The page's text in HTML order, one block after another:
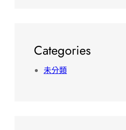
Categories
未分類